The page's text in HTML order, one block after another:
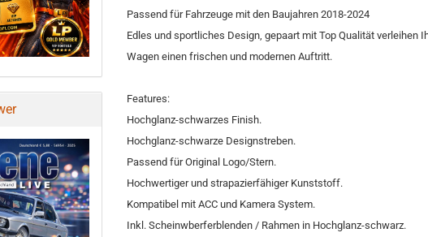
Passend für Fahrzeuge mit den Baujahren 2018-2024
Edles und sportliches Design, gepaart mit Top Qualität verleihen
Wagen einen frischen und modernen Auftritt.
Features:
Hochglanz-schwarzes Finish.
Hochglanz-schwarze Designstreben.
Passend für Original Logo/Stern.
Hochwertiger und strapazierfähiger Kunststoff.
Kompatibel mit ACC und Kamera System.
Inkl. Scheinwberferblenden / Rahmen in Hochglanz-schwarz.